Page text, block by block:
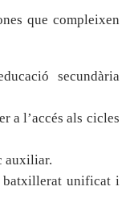
que compleixen
secundària
a l’accés als cicles
auxiliar.
batxillerat unificat i